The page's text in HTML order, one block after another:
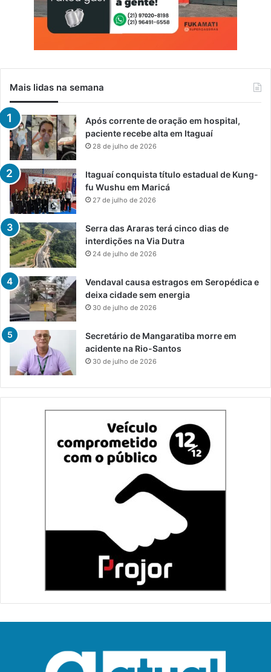
Mais lidas na semana
Após corrente de oração em hospital,
paciente recebe alta em Itaguaí
28 de julho de 2026
Itaguaí conquista título estadual de Kung-
fu Wushu em Maricá
27 de julho de 2026
Serra das Araras terá cinco dias de
interdições na Via Dutra
24 de julho de 2026
Vendaval causa estragos em Seropédica e
deixa cidade sem energia
30 de julho de 2026
Secretário de Mangaratiba morre em
acidente na Rio-Santos
30 de julho de 2026